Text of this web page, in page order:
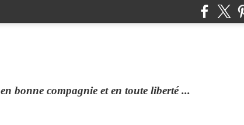
en bonne compagnie et en toute liberté ...